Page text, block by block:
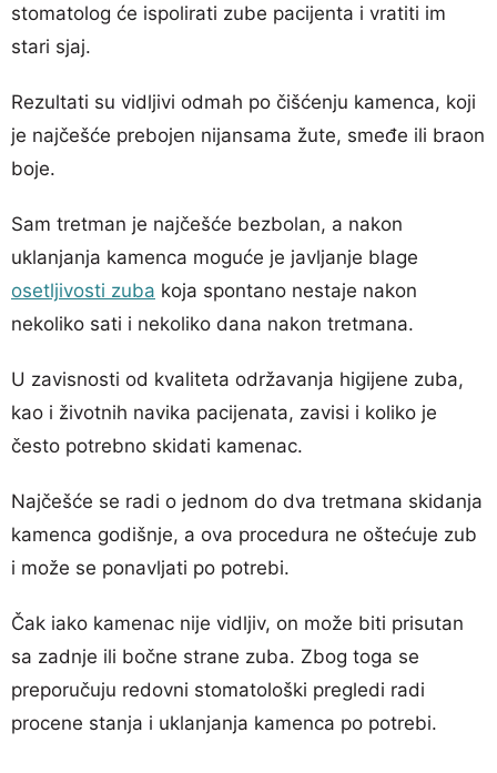
stomatolog će ispolirati zube pacijenta i vratiti im
stari sjaj.
Rezultati su vidljivi odmah po čišćenju kamenca, koji
je najčešće prebojen nijansama žute, smeđe ili braon
boje.
Sam tretman je najčešće bezbolan, a nakon
uklanjanja kamenca moguće je javljanje blage
osetljivosti zuba koja spontano nestaje nakon
nekoliko sati i nekoliko dana nakon tretmana.
U zavisnosti od kvaliteta održavanja higijene zuba,
kao i životnih navika pacijenata, zavisi i koliko je
često potrebno skidati kamenac.
Najčešće se radi o jednom do dva tretmana skidanja
kamenca godišnje, a ova procedura ne oštećuje zub
i može se ponavljati po potrebi.
Čak iako kamenac nije vidljiv, on može biti prisutan
sa zadnje ili bočne strane zuba. Zbog toga se
preporučuju redovni stomatološki pregledi radi
procene stanja i uklanjanja kamenca po potrebi.